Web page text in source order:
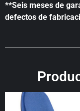
**Seis meses de
defectos de